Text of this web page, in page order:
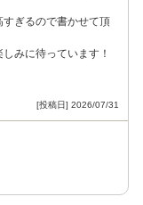
ぎるので書かせて頂
みに待っています！
[投稿日] 2026/07/31